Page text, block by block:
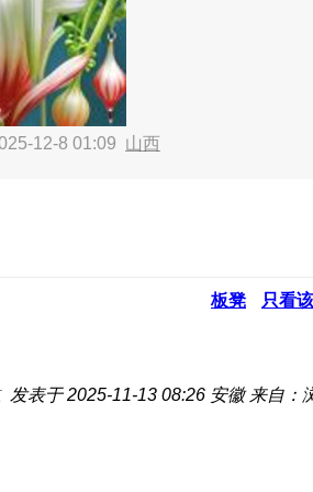
12-8 01:09 山西
板凳 只看
发表于 2025-11-13 08:26 安徽 来自：